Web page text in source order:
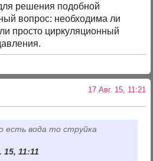
решения подобной
вопрос: необходима ли
просто циркуляционный
17 Авг. 15, 11:21
есть вода то струйка
11:11